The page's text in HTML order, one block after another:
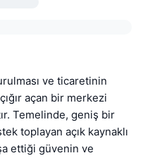
ve ticaretinin
açan bir merkezi
Temelinde, geniş bir
toplayan açık kaynaklı
ettiği güvenin ve